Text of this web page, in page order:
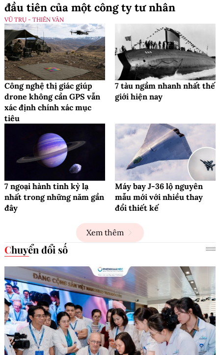
đầu tiên của một công ty tư nhân
VŨ TRỤ - THIÊN VĂN
Công nghệ thị giác giúp
drone không cần GPS vẫn
xác định chính xác mục
tiêu
7 tàu ngầm nhanh nhất thế
giới hiện nay
7 ngoại hành tinh kỳ lạ
nhất trong những năm gần
đây
Máy bay J-36 lộ nguyên
mẫu mới với nhiều thay
đổi thiết kế
Xem thêm
Chuyển đổi số